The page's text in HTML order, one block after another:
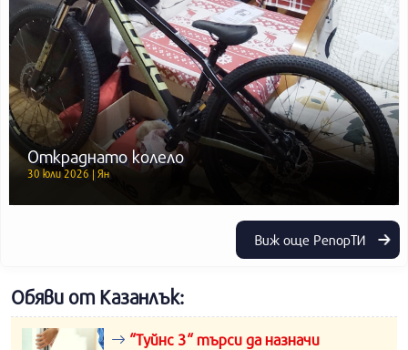
Откраднато колело
30 юли 2026 | Ян
Виж още РепорТИ
Обяви от Казанлък:
“Туйнс 3“ търси да назначи